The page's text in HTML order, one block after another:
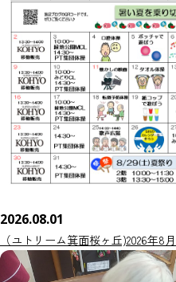
2026.08.01
（ユトリーム箕面桜ヶ丘)2026年8